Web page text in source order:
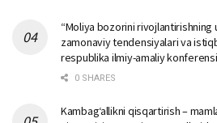
“Moliya bozorini rivojlantirishning
zamonaviy tendensiyalari va
respublika ilmiy-amaliy
0 SHARES
Kambag‘allikni qisqartirish –